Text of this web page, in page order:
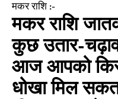
मकर राशि :-
मकर राशि
कुछ उतार-
आज आपको
धोखा मिल